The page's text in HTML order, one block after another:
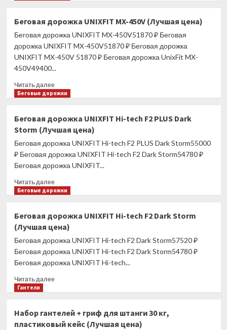
Alpin
Gross
B-
190
(Лучшая
цена)
Беговая дорожка UNIXFIT MX-450V (Лучшая цена)
Беговая дорожка UNIXFIT MX-450V51870 ₽ Беговая
дорожка UNIXFIT MX-450V51870 ₽ Беговая дорожка
UNIXFIT MX-450V 51870 ₽ Беговая дорожка UnixFit MX-
450V49400...
Читать далееПрочитать
больше
дорожка
UNIXFIT
MX-
(Лучшая
цена)
Беговые дорожки
Беговая дорожка UNIXFIT Hi-tech F2 PLUS Dark
Storm (Лучшая цена)
Беговая дорожка UNIXFIT Hi-tech F2 PLUS Dark Storm55000
₽ Беговая дорожка UNIXFIT Hi-tech F2 Dark Storm54780 ₽
Беговая дорожка UNIXFIT...
Читать далееПрочитать
больше
дорожка
UNIXFIT
Hi-
PLUS
Dark
Беговые дорожки
Беговая дорожка UNIXFIT Hi-tech F2 Dark Storm
(Лучшая цена)
Беговая дорожка UNIXFIT Hi-tech F2 Dark Storm57520 ₽
Беговая дорожка UNIXFIT Hi-tech F2 Dark Storm54780 ₽
Беговая дорожка UNIXFIT Hi-tech...
Читать далееПрочитать
дорожка
UNIXFIT
Гантели
Набор гантелей + гриф для штанги 30 кг,
пластиковый кейс (Лучшая цена)